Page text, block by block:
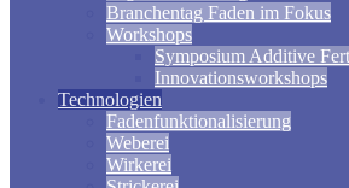
Branchentag Faden im Fokus
Workshops
Symposium Additive
Innovationsworkshops
Technologien
Fadenfunktionalisierung
Weberei
Wirkerei